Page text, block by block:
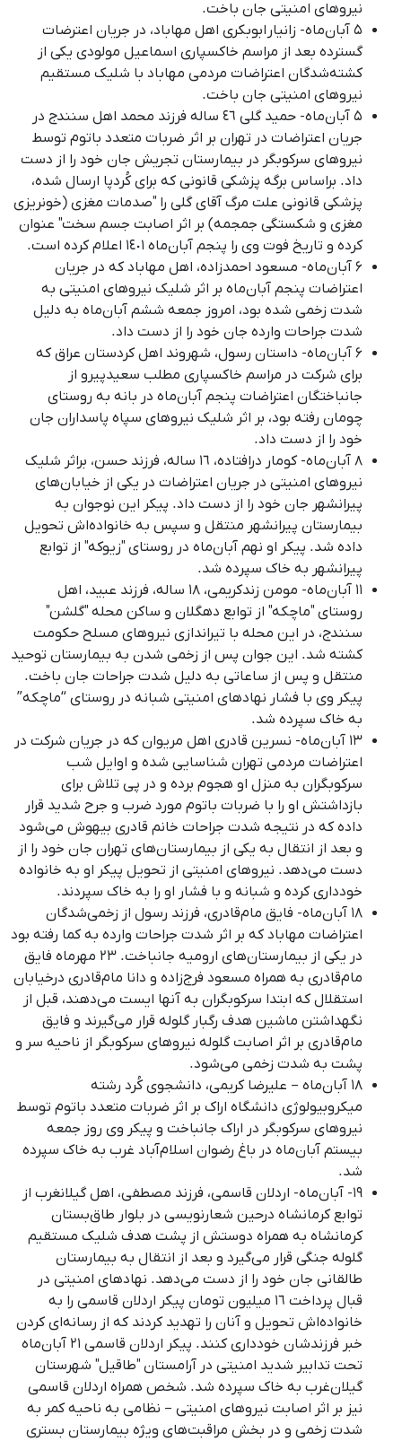
نیروهای امنیتی جان باخت.
۵ آبان‌ماه- زانیار ابوبکری اهل مهاباد، در جریان اعترضات
گسترده بعد از مراسم خاکسپاری اسماعیل مولودی یکی از
کشته‌شدگان اعتراضات مردمی مهاباد با شلیک مستقیم
نیروهای امنیتی جان باخت.
۵ آبان‌ماه- حمید گلی ٤٦ ساله فرزند محمد اهل سنندج در
جریان اعتراضات در تهران بر اثر ضربات متعدد باتوم توسط
نیروهای سرکوبگر در بیمارستان تجریش جان خود را از دست
داد. براساس برگه پزشکی قانونی که برای کُردپا ارسال شده،
پزشکی قانونی علت مرگ آقای گلی را "صدمات مغزی (خونریزی
مغزی و شکستگی جمجمه) بر اثر اصابت جسم سخت" عنوان
کرده و تاریخ فوت وی را پنجم آبان‌ماه ١٤٠١ اعلام کرده است
.
۶ آبان‌ماه- مسعود احمدزاده، اهل مهاباد که در جریان
اعتراضات پنجم آبان‌ماه بر اثر شلیک نیروهای امنیتی به
شدت زخمی شده بود، امروز جمعه ششم آبان‌ماه به دلیل
شدت جراحات وارده جان خود را از دست داد.
۶ آبان‌ماه- داستان رسول، شهروند اهل کردستان عراق که
برای شرکت در مراسم خاکسپاری مطلب سعیدپیرو از
جانباختگان اعتراضات پنجم آبان‌ماه در بانه به روستای
چومان رفته بود، بر اثر شلیک نیروهای سپاه پاسداران جان
خود را از دست داد.
۸ آبان‌ماه- کومار درافتاده، ١٦ ساله، فرزند حسن، براثر شلیک
نیروهای امنیتی در جریان اعتراضات در یکی از خیابان‌های
پیرانشهر جان خود را از دست داد. پیکر این نوجوان به
بیمارستان پیرانشهر منتقل و سپس به خانواده‌اش تحویل
داده شد. پیکر او نهم آبان‌ماه در روستای "زیوکه" از توابع
پیرانشهر به خاک سپرده شد.
۱۱ آبان‌ماه- مومن زندکریمی، ۱۸ ساله، فرزند عبید، اهل
روستای "ماچکه" از توابع دهگلان و ساکن محله "گلشن"
سنندج، در این محله با تیراندازی نیروهای مسلح حکومت
کشته شد. این جوان پس از زخمی شدن به بیمارستان توحید
منتقل و پس از ساعاتی به دلیل شدت جراحات جان باخت.
پیکر وی با فشار نهادهای امنیتی شبانه در روستای “ماچکه”
به خاک سپرده شد.
۱۳ آبان‌ماه- نسرین قادری اهل مریوان که در جریان شرکت در
اعتراضات مردمی تهران شناسایی شدە و اوایل شب
سرکوبگران بە منزل او هجوم بردە و در پی تلاش برای
بازداشتش او را با ضربات باتوم مورد ضرب و جرح شدید قرار
دادە کە در نتیجە شدت جراحات خانم قادری بیهوش می‌شود
و بعد از انتقال به یکی از بیمارستان‌های تهران جان خود را از
دست می‌دهد. نیروهای امنیتی از تحویل پیکر او به خانواده
خودداری کرده و شبانه و با فشار او را به خاک سپردند.
۱۸ آبان‌ماه- فایق مام‌قادری، فرزند رسول از زخمی‌شدگان
اعتراضات مهاباد که بر اثر شدت جراحات وارده به کما رفته بود
در یکی از بیمارستان‌های ارومیه جانباخت.
۲۳ مهرماه فایق
مام‌قادری به همراه مسعود فرج‌زاده و دانا مام‌قادری درخیابان
استقلال که ابتدا سرکوبگران به آنها ایست می‌دهند، قبل از
نگهداشتن ماشین هدف رگبار گلوله قرار می‌گیرند و فایق
مام‌قادری بر اثر اصابت گلوله نیروهای سرکوبگر از ناحیه سر و
پشت به شدت زخمی می‌شود.
١٨ آبان‌ماه – علیرضا کریمی، دانشجوی کُرد رشته
میکروبیولوژی دانشگاه اراک بر اثر ضربات متعدد باتوم توسط
نیروهای سرکوبگر در اراک جانباخت و پیکر وی روز جمعه
بیستم آبان‌ماه در باغ رضوان اسلام‌آباد غرب به خاک سپرده
شد.
۱۹- آبان‌ماه- اردلان قاسمی، فرزند مصطفی، اهل گیلانغرب از
توابع کرمانشاه درحین شعارنویسی در بلوار طاق‌بستان
کرمانشاه به همراه دوستش از پشت هدف شلیک مستقیم
گلوله جنگی قرار می‌گیرد و بعد از انتقال به بیمارستان
طالقانی جان خود را از دست می‌دهد. نهادهای امنیتی در
قبال پرداخت ١٦ میلیون تومان پیکر اردلان قاسمی را به
خانواده‌اش تحویل و آنان را تهدید کردند که از رسانه‌ای کردن
خبر فرزندشان خودداری کنند.
پیکر اردلان قاسمی ۲۱ آبان‌ماه
تحت تدابیر شدید امنیتی در آرامستان "طاقیل" شهرستان
گیلان‌غرب به خاک سپرده شد. شخص همراه اردلان قاسمی
نیز بر اثر اصابت نیروهای امنیتی – نظامی به ناحیه کمر به
شدت زخمی و در بخش مراقبت‌های ویژه بیمارستان بستری